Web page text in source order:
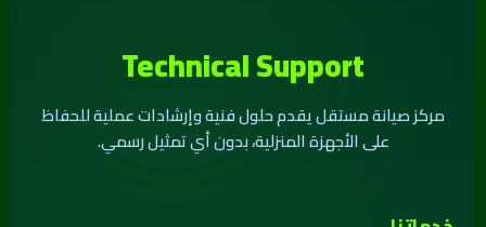
Technical Support
مركز صيانة مستقل يقدم حلول فنية وإرشادات عملية للحفاظ
على الأجهزة المنزلية، بدون أي تمثيل رسمي.